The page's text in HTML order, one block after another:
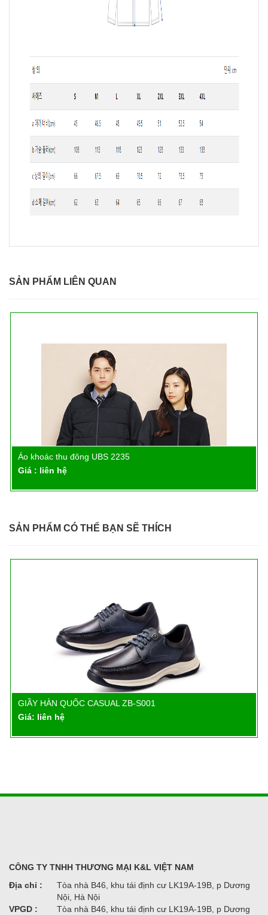
SẢN PHẨM LIÊN QUAN
Áo khoác thu đông UBS 2235
Giá : liên hệ
SẢN PHẨM CÓ THỂ BẠN SẼ THÍCH
Chi tiết
GIẦY HÀN QUỐC CASUAL ZB-S001
Giá: liên hệ
CÔNG TY TNHH THƯƠNG MẠI K&L VIỆT NAM
Địa chỉ :
Tòa nhà B46, khu tái định cư LK19A-19B, p Dương
Nội, Hà Nội
VPGD :
Tòa nhà B46, khu tái định cư LK19A-19B, p Dương